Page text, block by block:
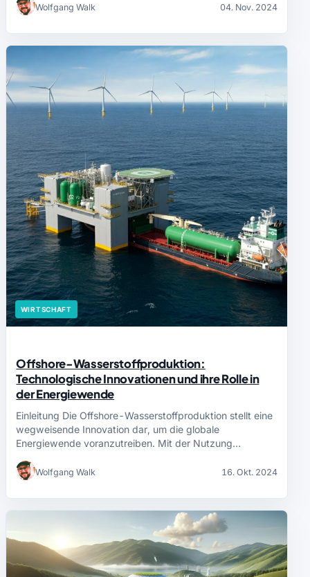
Wolfgang Walk 04. Nov. 2024
WIRTSCHAFT
Offshore-Wasserstoffproduktion:
Technologische Innovationen und ihre Rolle in
der Energiewende
Einleitung Die Offshore-Wasserstoffproduktion stellt eine
wegweisende Innovation dar, um die globale
Energiewende voranzutreiben. Mit der Nutzung…
Wolfgang Walk 16. Okt. 2024